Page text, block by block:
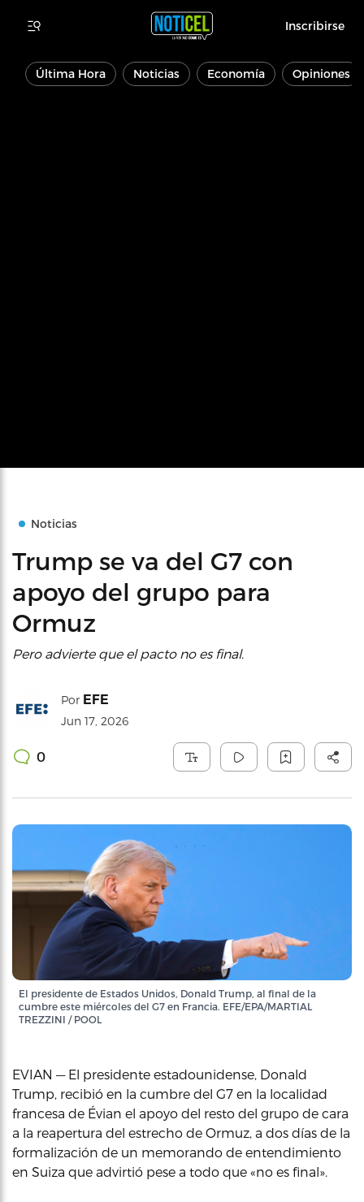
Inscribirse
Última Hora Noticias Economía Opiniones
Noticias
Trump se va del G7 con
apoyo del grupo para
Ormuz
Pero advierte que el pacto no es final.
Por EFE
Jun 17, 2026
0
El presidente de Estados Unidos, Donald Trump, al final de la
cumbre este miércoles del G7 en Francia. EFE/EPA/MARTIAL
TREZZINI / POOL
EVIAN — El presidente estadounidense, Donald
Trump, recibió en la cumbre del G7 en la localidad
francesa de Évian el apoyo del resto del grupo de cara
a la reapertura del estrecho de Ormuz, a dos días de la
formalización de un memorando de entendimiento
en Suiza que advirtió pese a todo que «no es final».